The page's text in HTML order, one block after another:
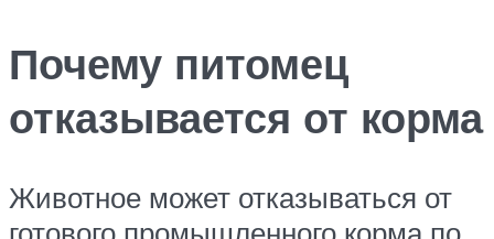
Почему питомец
отказывается от корма
Животное может отказываться от